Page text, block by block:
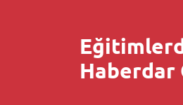
Haberdar